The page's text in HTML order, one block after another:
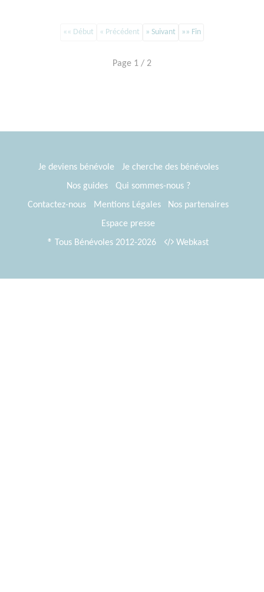
«« Début « Précédent » Suivant »» Fin
Page 1 / 2
Je deviens bénévole
Je cherche des bénévoles
Nos guides
Qui sommes-nous ?
Contactez-nous
Mentions Légales
Nos partenaires
Espace presse
® Tous Bénévoles 2012-2026
Webkast